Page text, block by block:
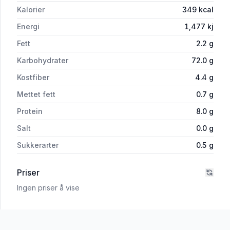
Kalorier 349 kcal
Energi
1,477 kj
Fett
2.2 g
Karbohydrater
72.0 g
Kostfiber
4.4 g
Mettet fett
0.7 g
Protein
8.0 g
Salt
0.0 g
Sukkerarter
0.5 g
Priser
Ingen priser å vise